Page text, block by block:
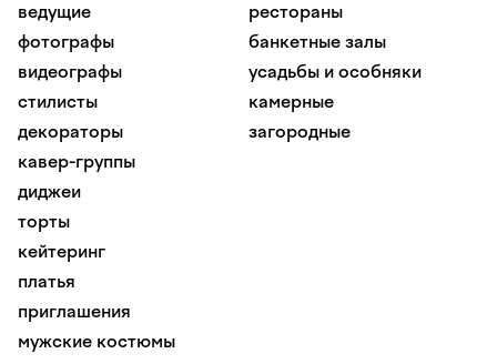
ведущие
фотографы
видеографы
стилисты
декораторы
кавер-группы
диджеи
торты
кейтеринг
платья
приглашения
мужские костюмы
рестораны
банкетные залы
усадьбы и особняки
камерные
загородные